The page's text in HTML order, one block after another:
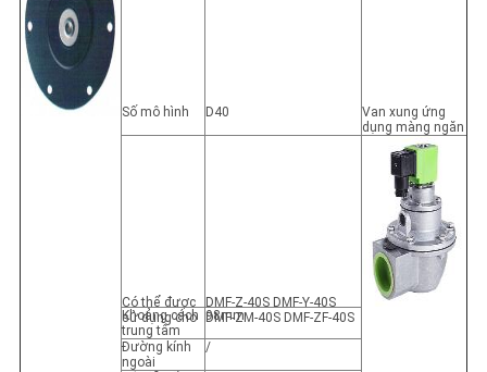
Số mô hình D40
Van xung ứng
dụng màng ngăn
Có thể được
sử dụng cho
DMF-Z-40S DMF-Y-40S
DMF-ZM-40S DMF-ZF-40S
Khoảng cách
trung tâm
98mm
Đường kính
ngoài
/